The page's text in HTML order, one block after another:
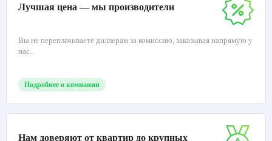
Лучшая цена — мы производители
Вы не переплачиваете диллерам за комиссию, заказывая напрямую у
нас.
Подробнее о компании
Нам доверяют от квартир до крупных